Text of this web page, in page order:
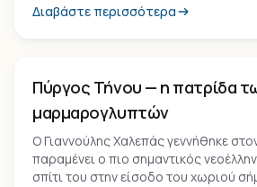
Διαβάστε περισσότερα
Οικισμός
Πύργος Τήνου — η πατρίδα
μαρμαρογλυπτών
Ο Γιαννούλης Χαλεπάς γεννήθηκε
παραμένει ο πιο σημαντικός
σπίτι του στην είσοδο του χωριού